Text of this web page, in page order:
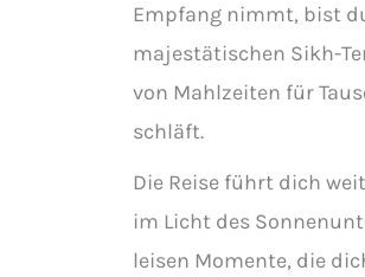
Empfang nimmt, bist
majestätischen Sikh-
von Mahlzeiten für
schläft.
Die Reise führt dich
im Licht des
leisen Momente, die